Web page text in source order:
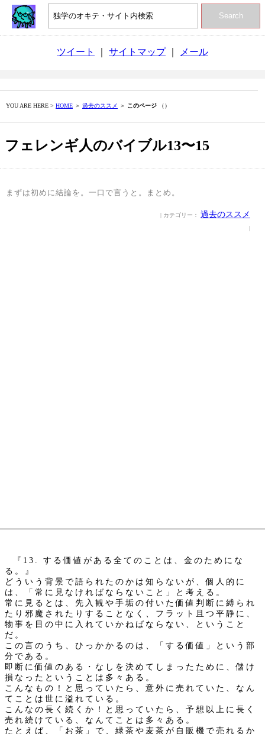
Search
ツイート サイトマップ｜ メール
YOU ARE HERE > HOME ＞ 過去のススメ ＞ このページ （）
フェレンギ人のバイブル13〜15
まずは初めに結論を。一口で言うと。まとめ。
| カテゴリー： 過去のススメ
|
『13. する価値がある全てのことは、金のためにな
る。』
どういう背景で語られたのかは知らないが、個人的に
は、「常に見なければならないこと」と考える。
常に見るとは、先入観や手垢の付いた価値判断に縛られ
たり邪魔されたりすることなく、フラット且つ平静に、
物事を目の中に入れていかねばならない、ということ
だ。
この言のうち、ひっかかるのは、「する価値」という部
分である。
即断に価値のある・なしを決めてしまったために、儲け
損なったということは多々ある。
こんなもの！と思っていたら、意外に売れていた、なん
てことは世に溢れている。
こんなの長く続くか！と思っていたら、予想以上に長く
売れ続けている、なんてことは多々ある。
たとえば、「お茶」で、緑茶や麦茶が自販機で売れるか